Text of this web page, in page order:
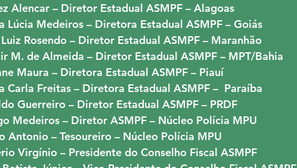
Alencar – Diretor Estadual ASMPF – Alagoas
Lúcia Medeiros – Diretora Estadual ASMPF – Goiás
Rosendo – Diretor Estadual ASMPF – Maranhão
M. de Almeida – Diretor Estadual ASMPF – MPT/Bahia
Maura – Diretora Estadual ASMPF – Piauí
Carla Freitas – Diretora Estadual ASMPF –  Paraíba
Guerreiro – Diretor Estadual ASMPF – PRDF
Medeiros – Diretor ASMPF – Núcleo Polícia MPU
Antonio – Tesoureiro – Núcleo Polícia MPU
Virgínio – Presidente do Conselho Fiscal ASMPF